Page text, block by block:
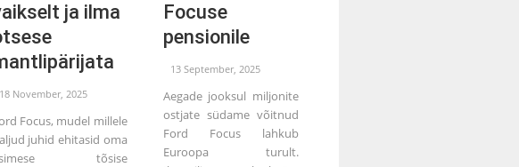
ja ilma
18 November, 2025
Focus, mudel millele
juhid ehitasid oma
tõsise
Focuse
pensionile
13 September, 2025
Aegade jooksul miljonite
ostjate südame võitnud
Ford Focus lahkub
Euroopa turult.